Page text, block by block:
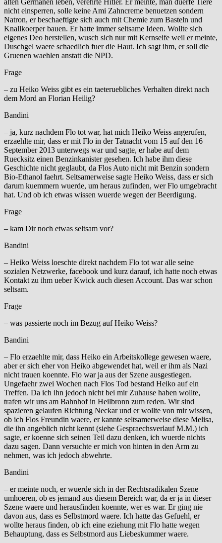
nicht einsperren, solle keine Ami Zahncreme benuetzen sondern
Natron, er beschaeftigte sich auch mit Chemie zum Basteln und
Knallkoerper bauen. Er hatte immer seltsame Ideen. Wollte sich
eigenes Deo herstellen, wusch sich nur mit Kernseife weil er meinte,
Duschgel waere schaedlich fuer die Haut. Ich sagt ihm, er soll die
Gruenen waehlen anstatt die NPD.
Frage
– zu Heiko Weiss gibt es ein taeteruebliches Verhalten direkt nach
dem Mord an Florian Heilig?
Bandini
– ja, kurz nachdem Flo tot war, hat mich Heiko Weiss angerufen,
erzaehlte mir, dass er mit Flo in der Tatnacht vom 15 auf den 16
September 2013 unterwegs war und sagte, er habe auf dem
Ruecksitz einen Benzinkanister gesehen. Ich habe ihm diese
Geschichte nicht geglaubt, da Flos Auto nicht mit Benzin sondern
Bio-Ethanol faehrt. Seltsamerweise sagte Heiko Weiss, dass er sich
darum kuemmern wuerde, um heraus zufinden, wer Flo umgebracht
hat. Und ob ich etwas wissen wuerde wegen der Beerdigung.
Frage
– kam Dir noch etwas seltsam vor?
Bandini
– Heiko Weiss loeschte direkt nachdem Flo tot war alle seine
sozialen Netzwerke, facebook und kurz darauf, ich hatte noch etwas
Kontakt zu ihm ueber Kwick auch diesen Account. Das war schon
seltsam.
Frage
– was passierte noch im Bezug auf Heiko Weiss?
Bandini
– Flo erzaehlte mir, dass Heiko ein Arbeitskollege gewesen waere,
aber er sich eher von Heiko abgewendet hat, weil er ihm als Nazi
nicht trauen koennte. Flo war ja aus der Szene ausgestiegen.
Ungefaehr zwei Wochen nach Flos Tod bestand Heiko auf ein
Treffen. Da ich ihn jedoch nicht bei mir Zuhause haben wollte,
trafen wir uns am Bahnhof in Heilbronn zum reden. Wir sind
spazieren gelaufen Richtung Neckar und er wollte von mir wissen,
ob ich Flos Freundin waere, er kannte seltsamerweise diese Melisa,
die ihn angeblich nicht kennt (siehe Gespraechsverlauf M.M.) ich
sagte, er koenne sich seinen Teil dazu denken, ich wuerde nichts
dazu sagen. Dann versuchte er mich von hinten in den Arm zu
nehmen, was ich jedoch abwehrte.
Bandini
– er meinte noch, er wuerde sich in der Rechtsradikalen Szene
umhoeren, ob es jemand aus diesem Bereich war, da er ja in dieser
Szene waere und herausfinden koennte, wer es war. Er ging nie
davon aus, dass es Selbstmord waere. Ich hatte das Gefuehl, er
wollte heraus finden, ob ich eine eziehung mit Flo hatte wegen
Behauptung, dass es Selbstmord aus Liebeskummer waere.